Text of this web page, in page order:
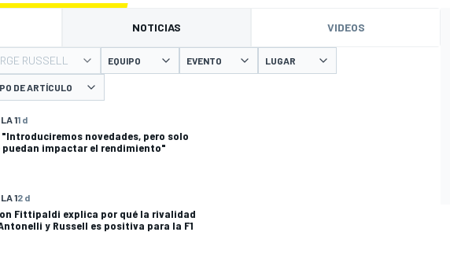
NOTICIAS VIDEOS
RUSSELL EQUIPO EVENTO LUGAR
DE ARTÍCULO
11 d
novedades, pero solo
puedan impactar el rendimiento"
12 d
Fittipaldi explica por qué la rivalidad
y Russell es positiva para la F1